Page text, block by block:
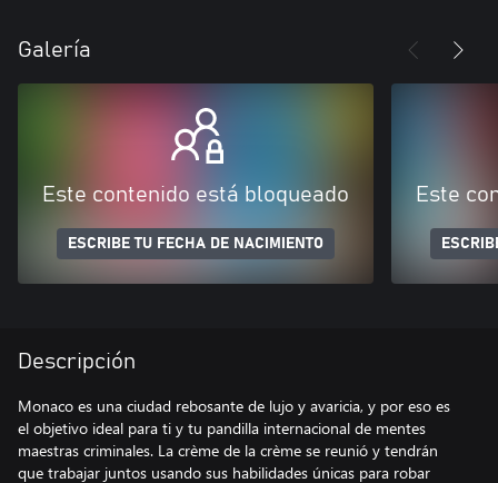
Galería
Este contenido está bloqueado
ESCRIBE TU FECHA DE NACIMIENTO
Este
Descripción
Monaco es una ciudad rebosante de lujo y avaricia, y por eso es
el objetivo ideal para ti y tu pandilla internacional de mentes
maestras criminales. La crème de la crème se reunió y tendrán
que trabajar juntos usando sus habilidades únicas para robar